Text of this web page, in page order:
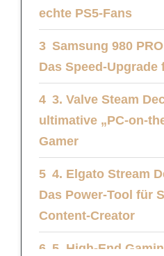
echte PS5-Fans
Samsung 980
Das Speed-Upgrade
3. Valve Steam
ultimative „PC-on-
Gamer
4. Elgato Stream
Das Power-Tool für
Content-Creator
5. High-End